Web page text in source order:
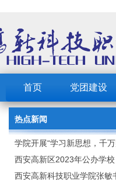
首页 党团建设
热点新闻
学院开展“学习新思想，千
生同上一堂课”活动
西安高新区2023年公办学校
（园） 公开招聘教职工公告
西安高新科技职业学院张敏